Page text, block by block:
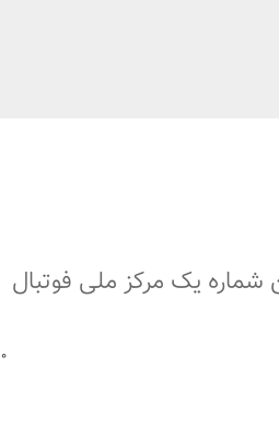
شماره یک مرکز ملی فوتبال
0